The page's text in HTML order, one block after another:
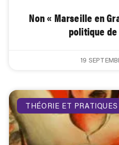
Non « Marseille en
politique
19
THÉORIE ET PRATIQUES